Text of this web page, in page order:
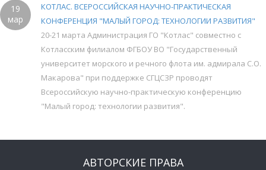
19
мар
КОТЛАС. ВСЕРОССИЙСКАЯ НАУЧНО-ПРАКТИЧЕСКАЯ
КОНФЕРЕНЦИЯ "МАЛЫЙ ГОРОД: ТЕХНОЛОГИИ РАЗВИТИЯ"
20-21 марта Администрация ГО "Котлас" совместно с
Котласским филиалом ФГБОУ ВО "Государственный
университет морского и речного флота им. адмирала С.О.
Макарова" при поддержке СГЦСЗР проводят
Всероссийскую научно-практическую конференцию
"Малый город: технологии развития".
АВТОРСКИЕ ПРАВА